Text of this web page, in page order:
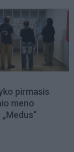
pirmasis
meno